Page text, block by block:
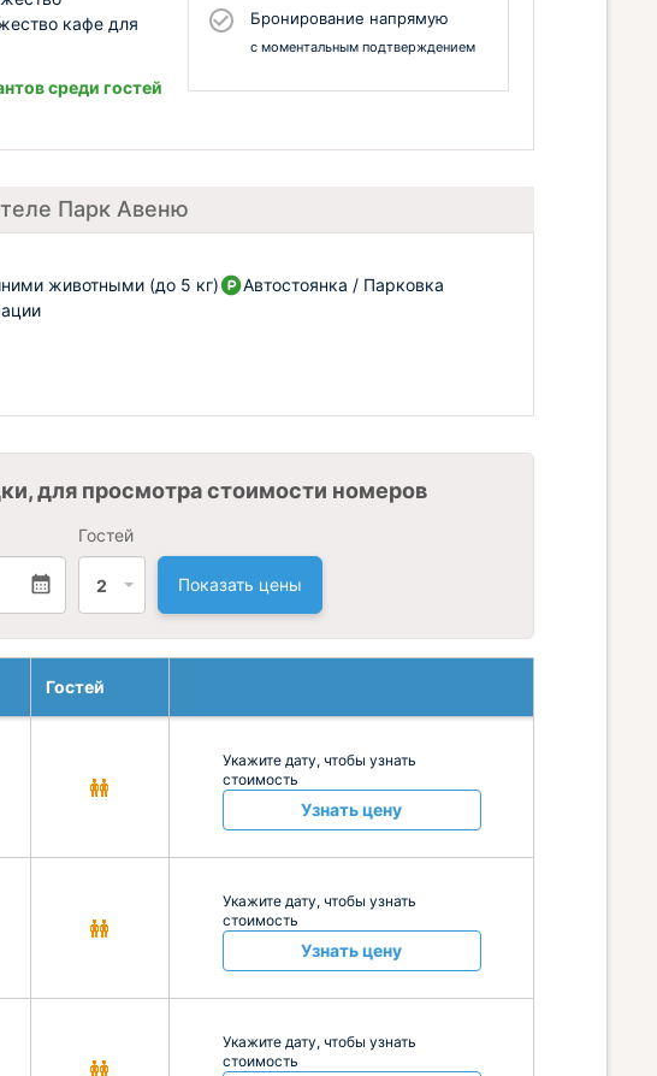
Бронирование напрямую
с моментальным подтверждением
кафе для
среди гостей
Парк Авеню
животными (до 5 кг)
Автостоянка / Парковка
для просмотра стоимости номеров
Гостей
2 Показать цены
Гостей
Укажите дату, чтобы узнать
стоимость
Узнать цену
Укажите дату, чтобы узнать
стоимость
Узнать цену
Укажите дату, чтобы узнать
стоимость